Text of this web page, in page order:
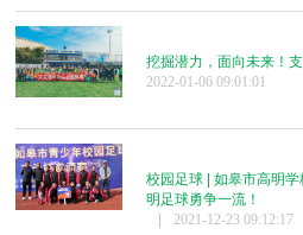
挖掘潜力，面向未来！
2022-01-06 09:01:01
校园足球 | 如皋市高明
明足球勇争一流！
|
2021-12-23 09:12:17